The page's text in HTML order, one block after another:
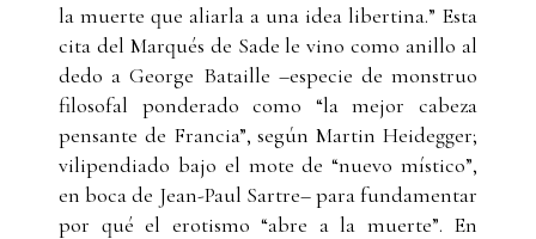
la muerte que aliarla a una idea libertina.” Esta
cita del Marqués de Sade le vino como anillo al
dedo a George Bataille –especie de monstruo
filosofal ponderado como “la mejor cabeza
pensante de Francia”, según Martin Heidegger;
vilipendiado bajo el mote de “nuevo místico”,
en boca de Jean-Paul Sartre– para fundamentar
por qué el erotismo “abre a la muerte”. En